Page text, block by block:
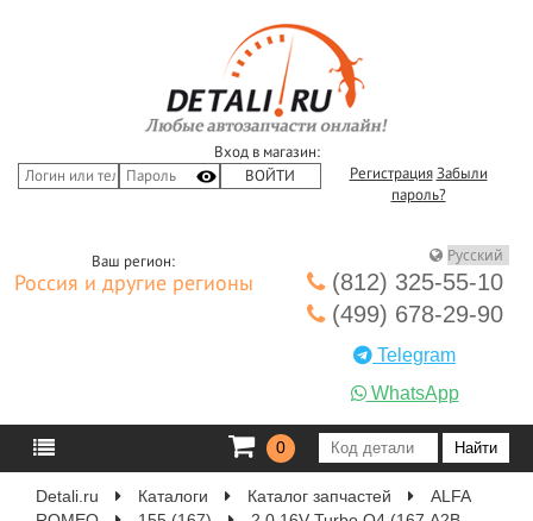
Вход в магазин:
Регистрация Забыли
пароль?
Ваш регион:
Россия и другие регионы
(812) 325-55-10
(499) 678-29-90
Telegram
WhatsApp
0
Detali.ru Каталоги Каталог запчастей
ALFA